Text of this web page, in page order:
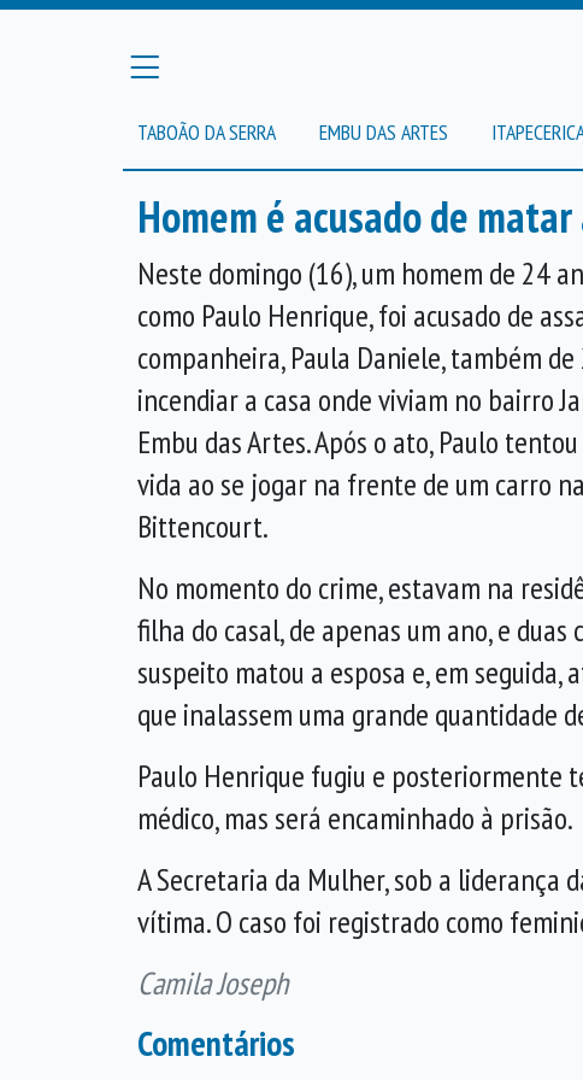
TABOÃO DA SERRA EMBU DAS ARTES
Homem é acusado de
Neste domingo (16), um homem de 24
como Paulo Henrique, foi acusado de
companheira, Paula Daniele, também de
incendiar a casa onde viviam no bairro
Embu das Artes. Após o ato, Paulo
vida ao se jogar na frente de um carro
Bittencourt.
No momento do crime, estavam na
filha do casal, de apenas um ano, e duas
suspeito matou a esposa e, em
que inalassem uma grande quantidade
Paulo Henrique fugiu e posteriormente
médico, mas será encaminhado à prisão.
A Secretaria da Mulher, sob a liderança
vítima. O caso foi registrado como
Camila Joseph
Comentários